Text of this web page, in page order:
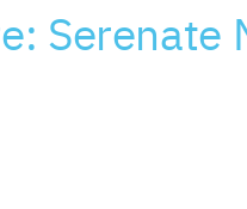
Serenate